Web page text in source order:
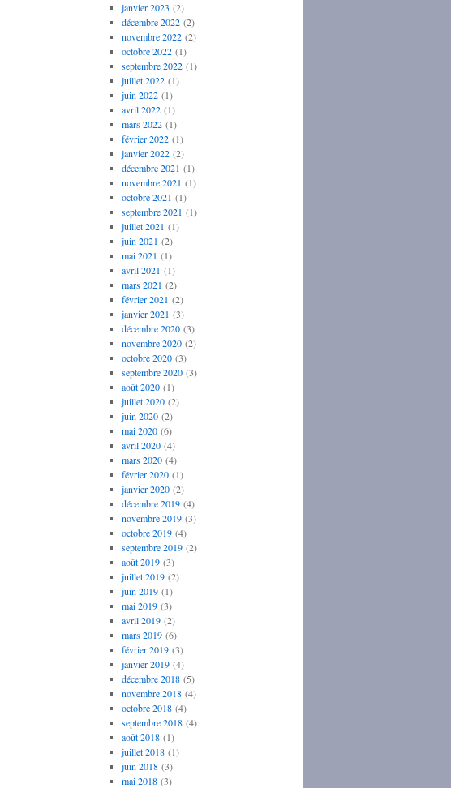
janvier 2023 (2)
décembre 2022(2)
novembre 2022(2)
octobre 2022(1)
septembre 2022(1)
juillet 2022(1)
juin 2022(1)
avril 2022(1)
mars 2022(1)
février 2022(1)
janvier 2022(2)
décembre 2021 (1)
novembre 2021 (1)
octobre 2021 (1)
septembre 2021 (1)
juillet 2021 (1)
juin 2021 (2)
mai 2021 (1)
avril 2021 (1)
mars 2021 (2)
février 2021 (2)
janvier 2021 (3)
décembre 2020(3)
novembre 2020(2)
octobre 2020(3)
septembre 2020(3)
août 2020(1)
juillet 2020(2)
juin 2020(2)
mai 2020(6)
avril 2020(4)
mars 2020(4)
février 2020(1)
janvier 2020(2)
décembre 2019(4)
novembre 2019(3)
octobre 2019(4)
septembre 2019(2)
août 2019(3)
juillet 2019(2)
juin 2019(1)
mai 2019(3)
avril 2019(2)
mars 2019(6)
février 2019(3)
janvier 2019(4)
décembre 2018(5)
novembre 2018(4)
octobre 2018(4)
septembre 2018(4)
août 2018(1)
juillet 2018(1)
juin 2018(3)
mai 2018(3)